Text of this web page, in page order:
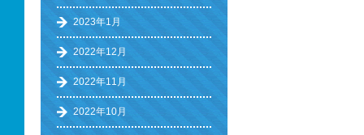
2023年1月
2022年12月
2022年11月
2022年10月